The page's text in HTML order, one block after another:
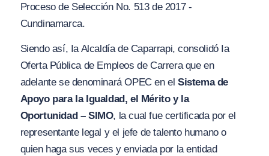
Proceso de Selección No. 513 de 2017 -
Cundinamarca.
Siendo así, Ia Alcaldía de Caparrapi, consolidó Ia
Oferta Pública de Empleos de Carrera que en
adelante se denominará OPEC en el Sistema de
Apoyo para Ia Igualdad, el Mérito y la
Oportunidad – SIMO, la cual fue certificada por el
representante legal y el jefe de talento humano o
quien haga sus veces y enviada por la entidad